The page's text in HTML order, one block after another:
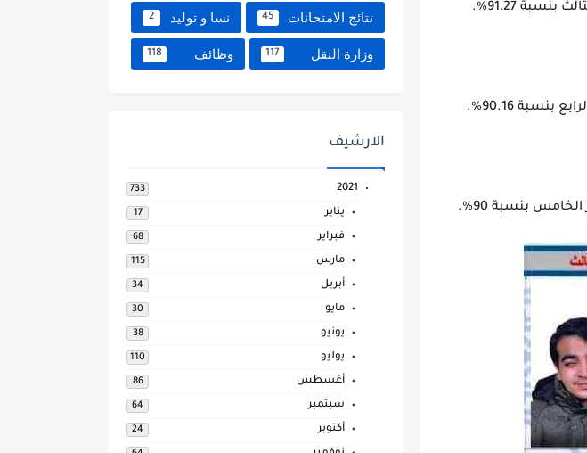
91.27%.
90.16%.
بنسبة 90%.
نتائج الامتحانات 45 نسا و توليد 2
وزارة النقل 117 وظائف 118
الارشيف
2021
733
يناير 17
فبراير 68
مارس 115
أبريل 34
مايو 30
يونيو 38
يوليو 110
أغسطس 86
سبتمبر 64
أكتوبر 24